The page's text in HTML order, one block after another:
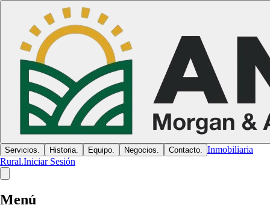
Servicios. Historia. Equipo. Negocios. Contacto. Inmobiliaria
Rural.Iniciar Sesión
Menú